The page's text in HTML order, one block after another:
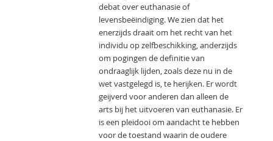
debat over euthanasie of
levensbeëindiging. We zien dat het
enerzijds draait om het recht van het
individu op zelfbeschikking, anderzijds
om pogingen de definitie van
ondraaglijk lijden, zoals deze nu in de
wet vastgelegd is, te herijken. Er wordt
geijverd voor anderen dan alleen de
arts bij het uitvoeren van euthanasie. Er
is een pleidooi om aandacht te hebben
voor de toestand waarin de oudere